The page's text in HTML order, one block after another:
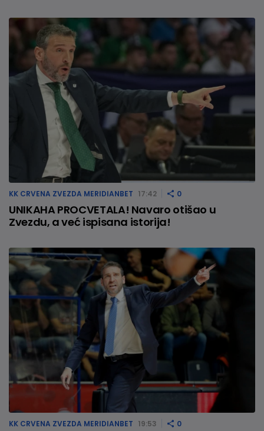
KK CRVENA ZVEZDA MERIDIANBET 17:42 0
UNIKAHA PROCVETALA! Navaro otišao u
Zvezdu, a već ispisana istorija!
KK CRVENA ZVEZDA MERIDIANBET 19:53 0